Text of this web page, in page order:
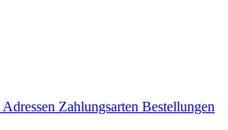
Adressen Zahlungsarten Bestellungen